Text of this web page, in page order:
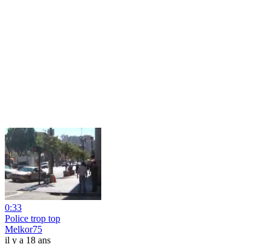
0:33
Police trop top
Melkor75
il y a 18 ans